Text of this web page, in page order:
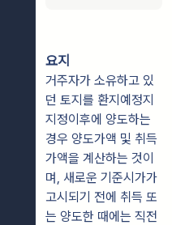
요지
거주자가 소유하고 있
던 토지를 환지예정지
지정이후에 양도하는
경우 양도가액 및 취득
가액을 계산하는 것이
며, 새로운 기준시가가
고시되기 전에 취득 또
는 양도한 때에는 직전